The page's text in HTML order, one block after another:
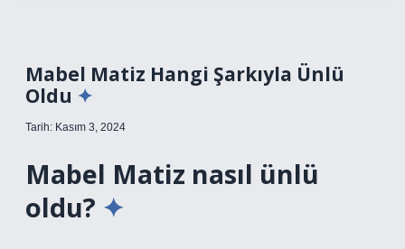
Mabel Matiz Hangi Şarkıyla Ünlü
Oldu
Tarih: Kasım 3, 2024
Mabel Matiz nasıl ünlü
oldu?